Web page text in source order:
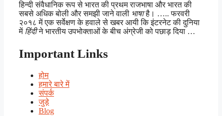
हिन्दी संवैधानिक रूप से भारत की प्रथम राजभाषा और भारत की
सबसे अधिक बोली और समझी जाने वाली भाषाहै। ….. फरवरी
२०१८ में एक सर्वेक्षण के हवाले से खबर आयी कि इंटरनेट की दुनिया
में हिंदीने भारतीय उपभोक्ताओं के बीच अंग्रेजी को पछाड़ दिया …
Important Links
होम
हमारे बारे में
संपर्क
जुड़े
Blog